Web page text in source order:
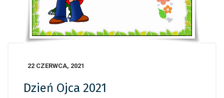
22 CZERWCA, 2021
Dzień Ojca 2021